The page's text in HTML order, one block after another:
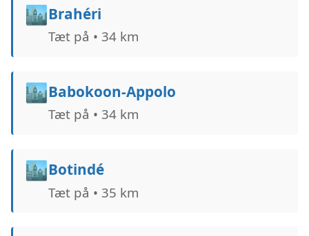
🏙️Brahéri
Tæt på • 34 km
🏙️Babokoon-Appolo
Tæt på • 34 km
🏙️Botindé
Tæt på • 35 km